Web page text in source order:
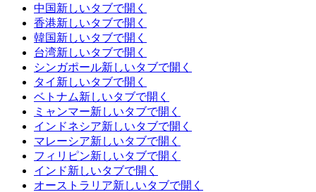
中国新しいタブで開く
香港新しいタブで開く
韓国新しいタブで開く
台湾新しいタブで開く
シンガポール新しいタブで開く
タイ 新しいタブで開く
ベトナム新しいタブで開く
ミャンマー新しいタブで開く
インドネシア新しいタブで開く
マレーシア新しいタブで開く
フィリピン新しいタブで開く
インド新しいタブで開く
オーストラリア新しいタブで開く